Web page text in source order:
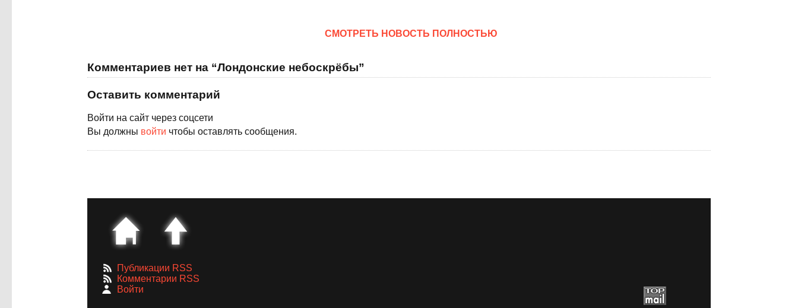
CМОТРЕТЬ НОВОСТЬ ПОЛНОСТЬЮ
Комментариев нет на “Лондонские небоскрёбы”
Оставить комментарий
Войти на сайт через соцсети
Вы должны войти чтобы оставлять сообщения.
Публикации RSS
Комментарии RSS
Войти